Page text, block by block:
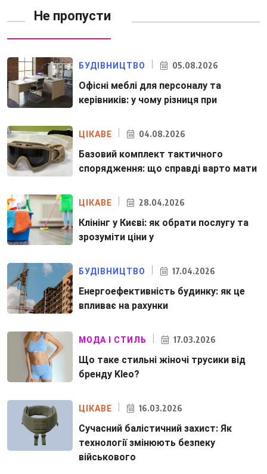
Не пропусти
БУДІВНИЦТВО 05.08.2026
Офісні меблі для персоналу та
керівників: у чому різниця при
ЦІКАВЕ 04.08.2026
Базовий комплект тактичного
спорядження: що справді варто мати
ЦІКАВЕ 28.04.2026
Клінінг у Києві: як обрати послугу та
зрозуміти ціни у
БУДІВНИЦТВО 17.04.2026
Енергоефективність будинку: як це
впливає на рахунки
МОДА І СТИЛЬ 17.03.2026
Що таке стильні жіночі трусики від
бренду Kleo?
ЦІКАВЕ 16.03.2026
Сучасний балістичний захист: Як
технології змінюють безпеку
військового